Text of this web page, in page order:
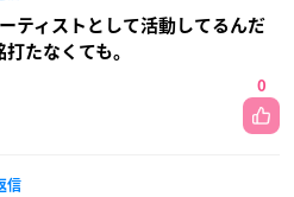
ティストとして活動してるんだ
たなくても。
0
信